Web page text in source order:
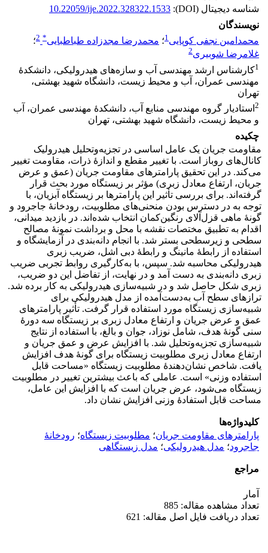
شناسه دیجیتال (DOI):
10.22059/ije.2022.328322.1533
نویسندگان
محمدامین نجفی کوپایی1؛ محمدرضا مجدزاده طباطبایی*
2؛
غلامرضا شوبیری2
1کارشناس ارشد مهندسی آب و سازه‌های هیدرولیکی، دانشکدۀ
مهندسی عمران، آب و محیط زیست، دانشگاه شهید بهشتی،
تهران
2 استادیار گروه مهندسی منابع آب، دانشکدۀ مهندسی عمران، آب
و محیط زیست، دانشگاه شهید بهشتی، تهران
چکیده
مقاومت جریان یک عامل اساسی در تجزیه‌و‌تحلیل هیدرولیک
کانال‌های روباز است. با تغییر مقطع و اندازۀ ذرات، مقاومت تغییر
می‌کند. در این تحقیق پارامترهای مقاومت جریان (عمق و عرض
جریان، ارتفاع معادل زبری) مؤثر بر زیستگاه مورد بحث قرار
گرفته‌اند. برای بررسی تأثیر این پارامترها بر زیستگاه آبزیان، با
توجه به در دسترس بودن منحنی‌های مطلوبیت، رودخانۀ جاجرود و
گونۀ ماهی قزل‌آلای رنگین‌کمان انتخاب شده‌اند. در بازدید میدانی،
اقدام به تطبیق مختصات نقشه با محل و برداشت نمونۀ مصالح
سطحی و زیرسطحی بستر شد. با انجام دانه‌بندی در آزمایشگاه و
استفاده از رابطۀ مانینگ و رابطۀ دبی اشل، ضریب زبری
هیدرولیکی محاسبه شد. سپس، با به‌کارگیری روابط تجربی ضریب
زبری دانه‌بندی به دست آمد و در نهایت، از تفاضل این دو ضریب،
زبری شکل حاصل شد و در شبیه‌سازی هیدرولیکی به کار برده شد.
ترازهای سطح آب به‌دست‌آمده از مدل هیدرولیکی برای
شبیه‌سازی زیستگاه مورد استفاده قرار گرفت. تأثیر پارامترهای
عمق و عرض جریان و ارتفاع معادل زبری بر زیستگاه سه دورۀ
سنی گونۀ هدف، شامل نوزاد، جوان و بالغ، با استفاده از نتایج
شبیه‌سازی تجزیه‌و‌تحلیل شد. با افزایش عرض و عمق جریان و
ارتفاع معادل زبری مطلوبیت زیستگاه برای گونۀ هدف افزایش
یافت. شاخص نشان‌دهندۀ مطلوبیت زیستگاه «مساحت قابل
استفاده وزنی» است. عاملی که باعث بیشترین تغییر در مطلوبیت
زیستگاه می‌شود، عرض جریان است که با افزایش این عامل،
مساحت قابل استفادۀ وزنی افزایش نشان داد.
کلیدواژه‌ها
پارامتر‌های مقاومت جریان؛ مطلوبیت زیستگاه؛ رودخانۀ
جاجرود؛ مدل هیدرولیکی؛ مدل زیستگاهی
مراجع
آمار
تعداد مشاهده مقاله: 885
تعداد دریافت فایل اصل مقاله: 621